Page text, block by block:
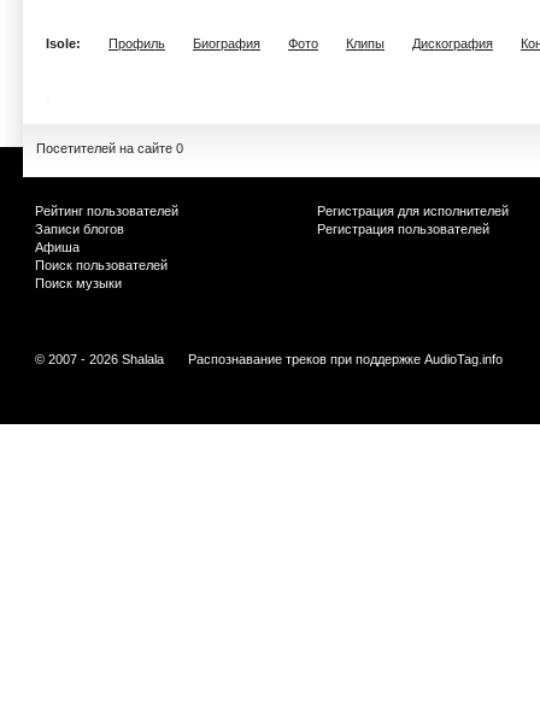
Isole: Профиль Биография Фото Клипы Дискография
Посетителей на сайте 0
Рейтинг пользователей
Записи блогов
Афиша
Поиск пользователей
Поиск музыки
Регистрация для исполнителей
Регистрация пользователей
© 2007 - 2026 Shalala Распознавание треков при поддержке AudioTag.info